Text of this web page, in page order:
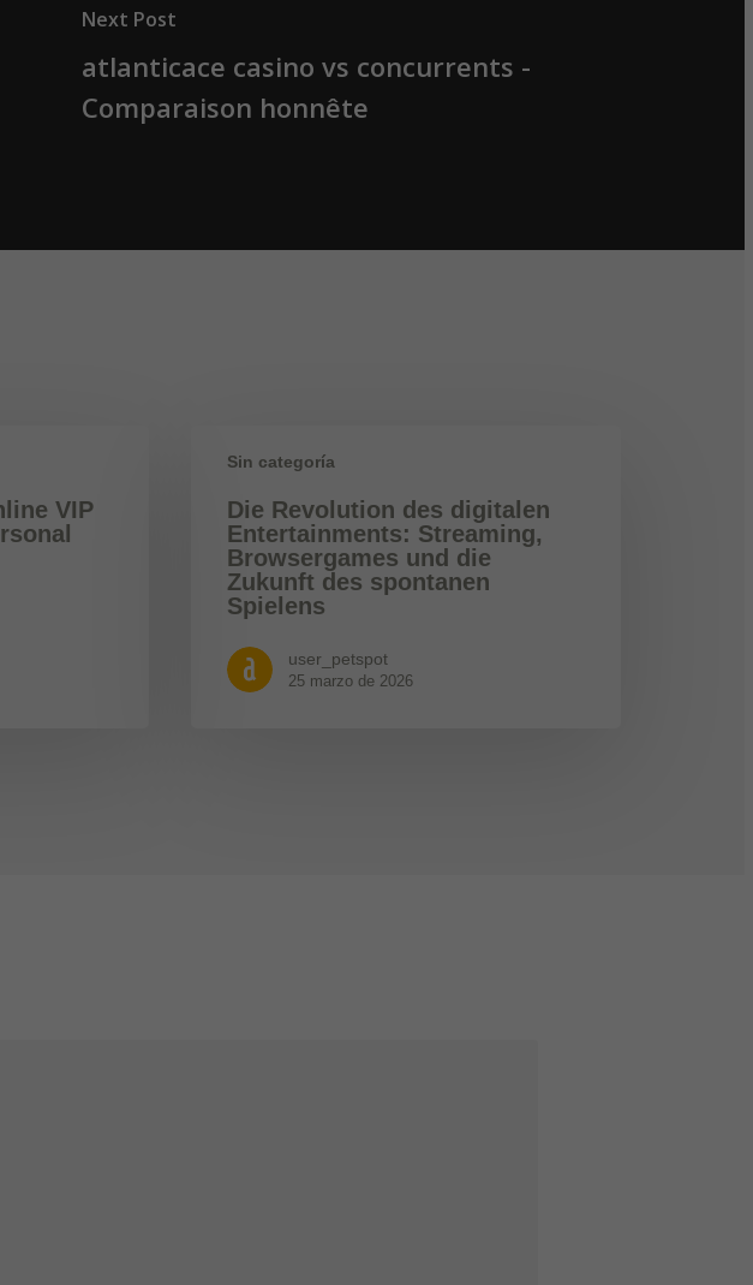
Next Post
atlanticace casino vs concurrents -
Comparaison honnête
VIP
Sin categoría
Die Revolution des digitalen
Entertainments: Streaming,
Browsergames und die
Zukunft des spontanen
Spielens
user_petspot
25 marzo de 2026